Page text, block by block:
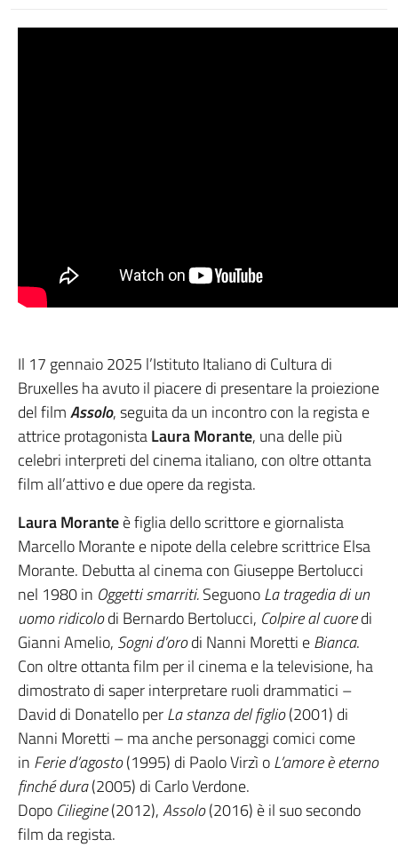
Il 17 gennaio 2025 l’Istituto Italiano di Cultura di
Bruxelles ha avuto il piacere di presentare la proiezione
del filmAssolo, seguita da un incontro con la regista e
attrice protagonistaLaura Morante, una delle più
celebri interpreti del cinema italiano, con oltre ottanta
film all’attivo e due opere da regista.
Laura Moranteè figlia dello scrittore e giornalista
Marcello Morante e nipote della celebre scrittrice Elsa
Morante. Debutta al cinema con Giuseppe Bertolucci
nel 1980 in Oggetti smarriti.SeguonoLa tragedia di un
uomo ridicolodi Bernardo Bertolucci, Colpire al cuoredi
Gianni Amelio, Sogni d’orodi Nanni Moretti eBianca.
Con oltre ottanta film per il cinema e la televisione, ha
dimostrato di saper interpretare ruoli drammatici –
David di Donatello perLa stanza del figlio(2001) di
Nanni Moretti – ma anche personaggi comici come
in Ferie d’agosto(1995) di Paolo Virzì oL’amore è eterno
finché dura(2005) di Carlo Verdone.
Dopo Ciliegine(2012),Assolo(2016) è il suo secondo
film da regista.